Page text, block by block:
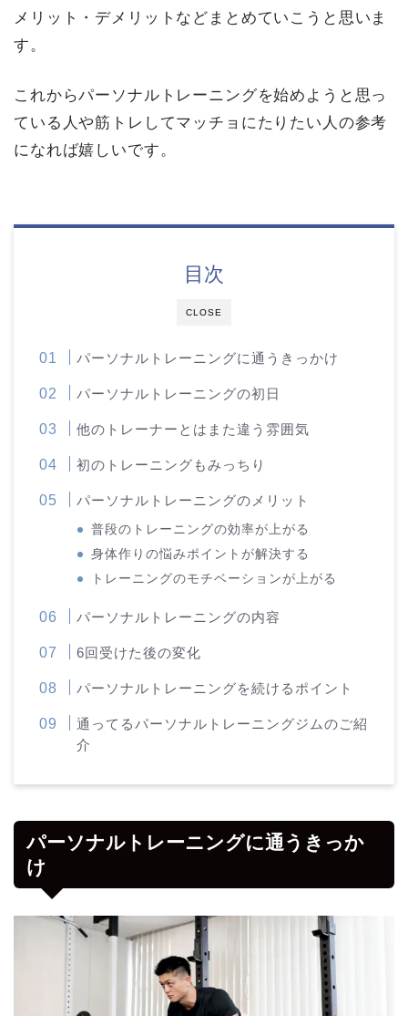
メリット・デメリットなどまとめていこうと思いま
す。
これからパーソナルトレーニングを始めようと思っ
ている人や筋トレしてマッチョにたりたい人の参考
になれば嬉しいです。
CLOSE
目次
パーソナルトレーニングに通うきっかけ
パーソナルトレーニングの初日
他のトレーナーとはまた違う雰囲気
初のトレーニングもみっちり
パーソナルトレーニングのメリット
普段のトレーニングの効率が上がる
身体作りの悩みポイントが解決する
トレーニングのモチベーションが上がる
パーソナルトレーニングの内容
6回受けた後の変化
パーソナルトレーニングを続けるポイント
通ってるパーソナルトレーニングジムのご紹
介
パーソナルトレーニングに通うきっか
け